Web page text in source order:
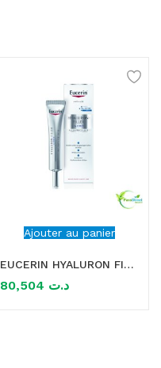
Ajouter au panier
EUCERIN HYALURON FILLER 3 EFFECT SOIN CONTOUR DES YEUX 15ML
د.ت